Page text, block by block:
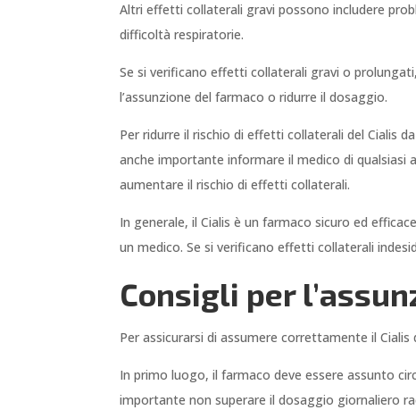
Altri effetti collaterali gravi possono includere
difficoltà respiratorie.
Se si verificano effetti collaterali gravi o
l’assunzione del farmaco o ridurre il dosaggio.
Per ridurre il rischio di effetti collaterali del Cialis
anche importante informare il medico di
aumentare il rischio di effetti collaterali.
In generale, il Cialis è un farmaco sicuro ed
un medico. Se si verificano effetti collaterali
Consigli per
Per assicurarsi di assumere correttamente il
In primo luogo, il farmaco deve essere assunto
importante non superare il dosaggio giornaliero